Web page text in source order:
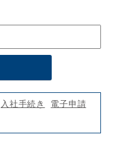
入社手続き
電子申請